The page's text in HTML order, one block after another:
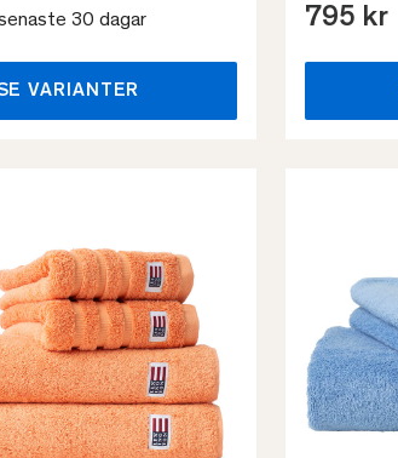
30 dagar
VARIANTER
795 kr